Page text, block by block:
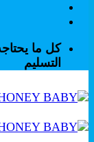
كل ما
التسليم